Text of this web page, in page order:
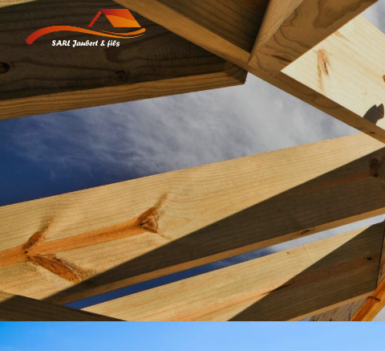
Panneau de gestion des cookies